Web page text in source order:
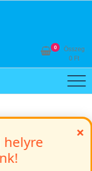
0
Összeg
0 Ft
×
helyre